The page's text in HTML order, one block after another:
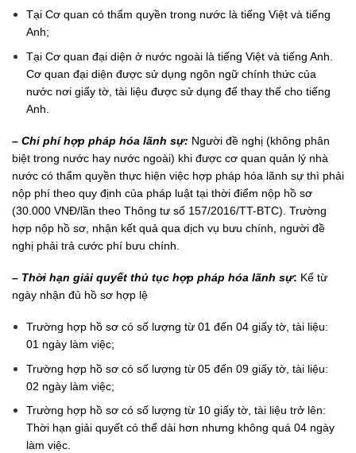
Tại Cơ quan có thẩm quyền trong nước là tiếng Việt và tiếng
Anh;
Tại Cơ quan đại diện ở nước ngoài là tiếng Việt và tiếng Anh.
Cơ quan đại diện được sử dụng ngôn ngữ chính thức của
nước nơi giấy tờ, tài liệu được sử dụng để thay thế cho tiếng
Anh.
– Chi phí hợp pháp hóa lãnh sự: Người đề nghị (không phân
biệt trong nước hay nước ngoài) khi được cơ quan quản lý nhà
nước có thẩm quyền thực hiện việc hợp pháp hóa lãnh sự thì phải
nộp phí theo quy định của pháp luật tại thời điểm nộp hồ sơ
(30.000 VNĐ/lần theo Thông tư số 157/2016/TT-BTC). Trường
hợp nộp hồ sơ, nhận kết quả qua dịch vụ bưu chính, người đề
nghị phải trả cước phí bưu chính.
– Thời hạn giải quyết thủ tục hợp pháp hóa lãnh sự: Kể từ
ngày nhận đủ hồ sơ hợp lệ
Trường hợp hồ sơ có số lượng từ 01 đến 04 giấy tờ, tài liệu:
01 ngày làm việc;
Trường hợp hồ sơ có số lượng từ 05 đến 09 giấy tờ, tài liệu:
02 ngày làm việc;
Trường hợp hồ sơ có số lượng từ 10 giấy tờ, tài liệu trở lên:
Thời hạn giải quyết có thể dài hơn nhưng không quá 04 ngày
làm việc.